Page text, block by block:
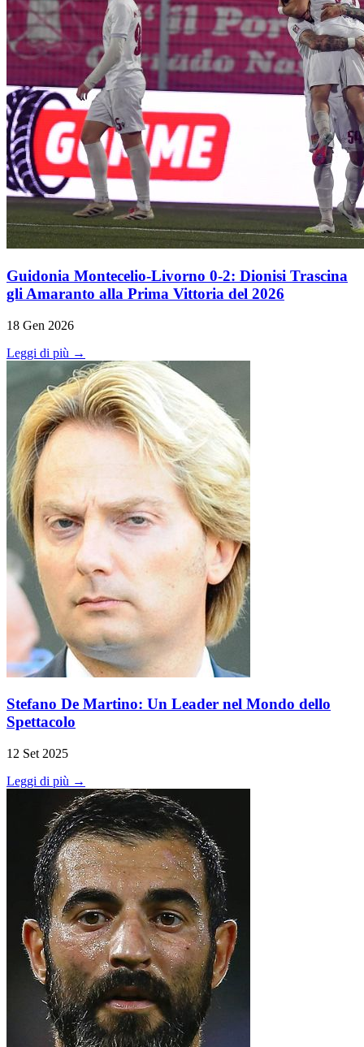
Guidonia Montecelio-Livorno 0-2: Dionisi Trascina
gli Amaranto alla Prima Vittoria del 2026
18 Gen 2026
Leggi di più →
Stefano De Martino: Un Leader nel Mondo dello
Spettacolo
12 Set 2025
Leggi di più →